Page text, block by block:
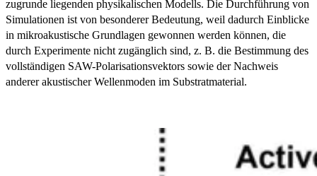
zugrunde liegenden physikalischen Modells. Die Durchführung von
Simulationen ist von besonderer Bedeutung, weil dadurch Einblicke
in mikroakustische Grundlagen gewonnen werden können, die
durch Experimente nicht zugänglich sind, z. B. die Bestimmung des
vollständigen SAW-Polarisationsvektors sowie der Nachweis
anderer akustischer Wellenmoden im Substratmaterial.